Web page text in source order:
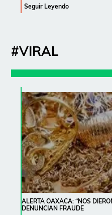
Seguir Leyendo
#VIRAL
ALERTA OAXACA: “NOS
DENUNCIAN FRAUDE